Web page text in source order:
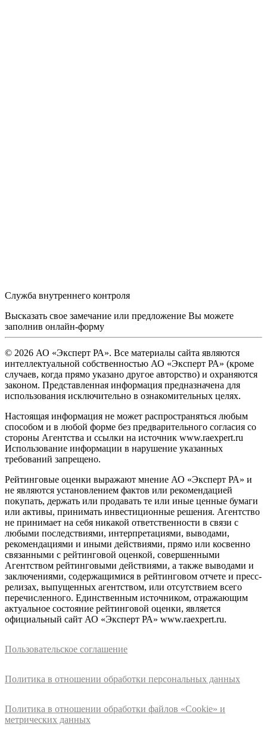
Служба внутреннего контроля
Высказать свое замечание или предложение Вы можете
заполнив онлайн-форму
© 2026 АО «Эксперт РА». Все материалы сайта являются
интеллектуальной собственностью АО «Эксперт РА» (кроме
случаев, когда прямо указано другое авторство) и охраняются
законом. Представленная информация предназначена для
использования исключительно в ознакомительных целях.
Настоящая информация не может распространяться любым
способом и в любой форме без предварительного согласия со
стороны Агентства и ссылки на источник www.raexpert.ru
Использование информации в нарушение указанных
требований запрещено.
Рейтинговые оценки выражают мнение АО «Эксперт РА» и
не являются установлением фактов или рекомендацией
покупать, держать или продавать те или иные ценные бумаги
или активы, принимать инвестиционные решения. Агентство
не принимает на себя никакой ответственности в связи с
любыми последствиями, интерпретациями, выводами,
рекомендациями и иными действиями, прямо или косвенно
связанными с рейтинговой оценкой, совершенными
Агентством рейтинговыми действиями, а также выводами и
заключениями, содержащимися в рейтинговом отчете и пресс-
релизах, выпущенных агентством, или отсутствием всего
перечисленного. Единственным источником, отражающим
актуальное состояние рейтинговой оценки, является
официальный сайт АО «Эксперт РА» www.raexpert.ru.
Пользовательское соглашение
Политика в отношении обработки персональных данных
Политика в отношении обработки файлов «Cookie» и
метрических данных